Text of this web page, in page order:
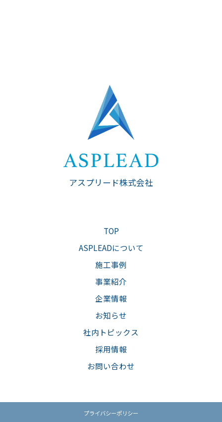
TOP
ASPLEADについて
施工事例
事業紹介
企業情報
お知らせ
社内トピックス
採用情報
お問い合わせ
アスプリード株式会社
プライバシーポリシー